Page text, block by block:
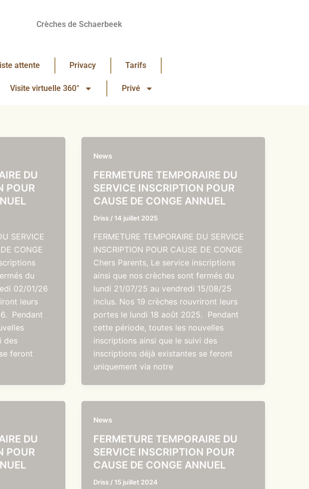
Crèches de Schaerbeek
attente Privacy Tarifs
Visite virtuelle 360° Privé
DU
POUR
SERVICE
CONGE
du
02/01/26
leurs
Pendant
des
feront
News
FERMETURE TEMPORAIRE DU
SERVICE INSCRIPTION POUR
CAUSE DE CONGE ANNUEL
Driss / 14 juillet 2025
FERMETURE TEMPORAIRE DU SERVICE
INSCRIPTION POUR CAUSE DE CONGE
Chers Parents, Le service inscriptions
ainsi que nos crèches sont fermés du
lundi 21/07/25 au vendredi 15/08/25
inclus. Nos 19 crèches rouvriront leurs
portes le lundi 18 août 2025. Pendant
cette période, toutes les nouvelles
inscriptions ainsi que le suivi des
inscriptions déjà existantes se feront
uniquement via notre
DU
POUR
News
FERMETURE TEMPORAIRE DU
SERVICE INSCRIPTION POUR
CAUSE DE CONGE ANNUEL
Driss / 15 juillet 2024